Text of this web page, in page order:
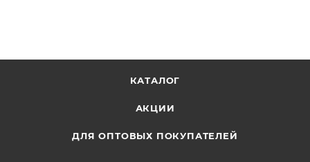
КАТАЛОГ
АКЦИИ
ДЛЯ ОПТОВЫХ ПОКУПАТЕЛЕЙ